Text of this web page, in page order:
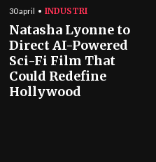
30 april INDUSTRI
Natasha Lyonne to
Direct AI-Powered
Sci-Fi Film That
Could Redefine
Hollywood